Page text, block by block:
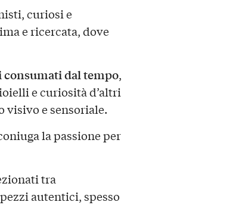
curiosi e
e ricercata, dove
dal tempo,
e curiosità d’altri
e sensoriale.
la passione per
tra
autentici, spesso